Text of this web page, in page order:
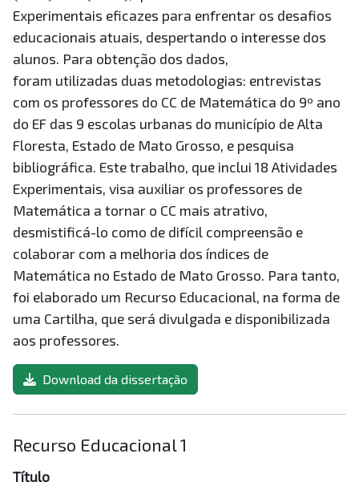
Experimentais eficazes para enfrentar os desafios
educacionais atuais, despertando o interesse dos
alunos. Para obtenção dos dados,
foram utilizadas duas metodologias: entrevistas
com os professores do CC de Matemática do 9º ano
do EF das 9 escolas urbanas do município de Alta
Floresta, Estado de Mato Grosso, e pesquisa
bibliográfica. Este trabalho, que inclui 18 Atividades
Experimentais, visa auxiliar os professores de
Matemática a tornar o CC mais atrativo,
desmistificá-lo como de difícil compreensão e
colaborar com a melhoria dos índices de
Matemática no Estado de Mato Grosso. Para tanto,
foi elaborado um Recurso Educacional, na forma de
uma Cartilha, que será divulgada e disponibilizada
aos professores.
Download da dissertação
Recurso Educacional 1
Título